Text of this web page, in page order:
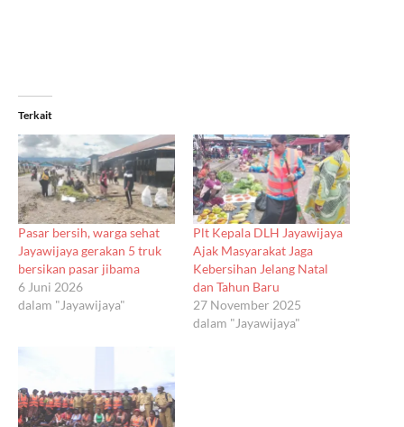
Terkait
Pasar bersih, warga sehat
Jayawijaya gerakan 5 truk
bersikan pasar jibama
6 Juni 2026
dalam "Jayawijaya"
Plt Kepala DLH Jayawijaya
Ajak Masyarakat Jaga
Kebersihan Jelang Natal
dan Tahun Baru
27 November 2025
dalam "Jayawijaya"